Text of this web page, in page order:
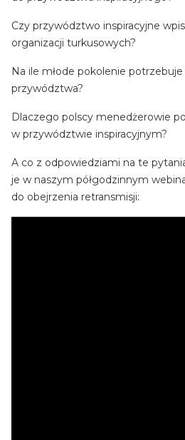
Czy przywództwo inspiracyjne
organizacji turkusowych?
Na ile młode pokolenie
przywództwa?
Dlaczego polscy menedżerowie
w przywództwie inspiracyjnym?
A co z odpowiedziami na te
je w naszym półgodzinnym
do obejrzenia retransmisji: